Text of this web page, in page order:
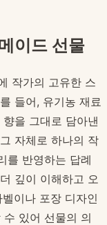
이드 선물
작가의 고유한 스
들어, 유기농 재료
을 그대로 담아낸
자체로 하나의 작
를 반영하는 답례
깊이 이해하고 오
이나 포장 디자인
있어 선물의 의